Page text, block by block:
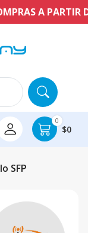
A PARTIR
0
$0
SFP